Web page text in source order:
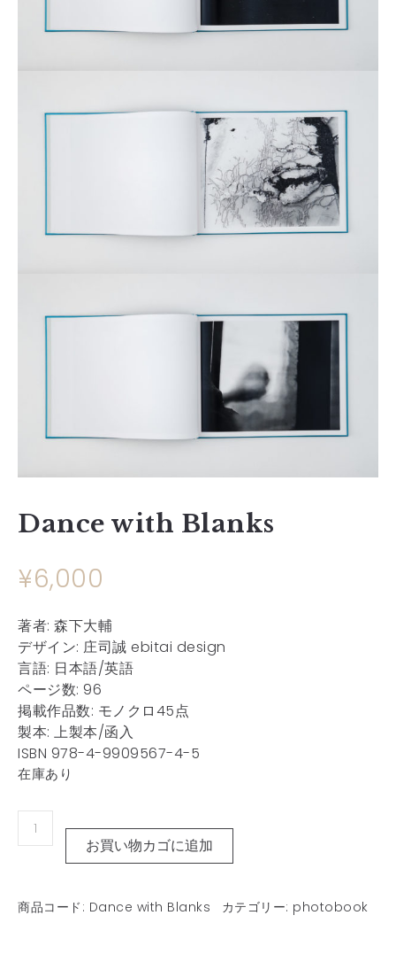
Dance with Blanks
¥6,000
著者: 森下大輔
デザイン: 庄司誠 ebitai design
言語: 日本語/英語
ページ数: 96
掲載作品数: モノクロ45点
製本: 上製本/函入
ISBN 978-4-9909567-4-5
在庫あり
お買い物カゴに追加
商品コード: Dance with Blanks カテゴリー: photobook